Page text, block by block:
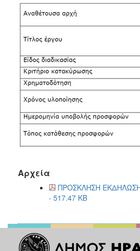
2013
2012
2011
2010
2006
ΤΟΠΟΣ
Αρχεία
ΠΡΟΣΚΛΗΣΗ
- 517.47 KB